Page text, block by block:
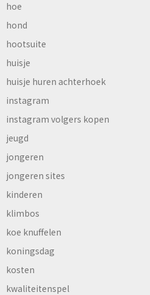
hoe
hond
hootsuite
huisje
huisje huren achterhoek
instagram
instagram volgers kopen
jeugd
jongeren
jongeren sites
kinderen
klimbos
koe knuffelen
koningsdag
kosten
kwaliteitenspel